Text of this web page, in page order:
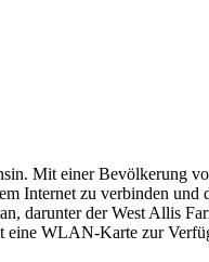
Mit einer Bevölkerung
Internet zu verbinden
darunter der West Allis
WLAN-Karte zur